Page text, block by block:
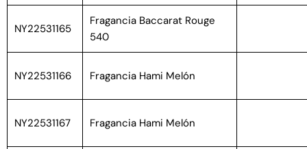
NY22531165
Fragancia Baccarat Rouge
540
NY22531166 Fragancia Hami Melón
NY22531167 Fragancia Hami Melón